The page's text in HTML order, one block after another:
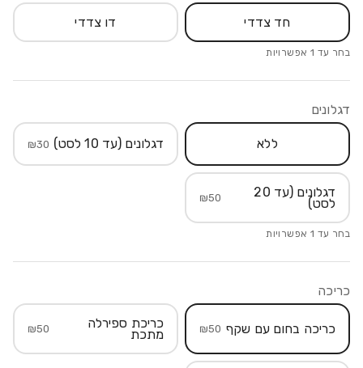
חד צדדי דו צדדי
בחר עד 1 אפשרויות
דגלונים
ללא דגלונים (עד 10 לסט) ₪30
דגלונים (עד 20
לסט) ₪50
בחר עד 1 אפשרויות
כריכה
כריכה בחום עם שקף ₪50 כריכת ספירלה
מתכת ₪50